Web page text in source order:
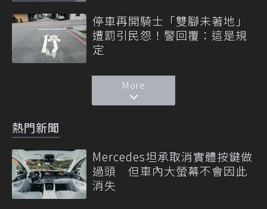
停車再開騎士「雙腳未著地」
遭罰引民怨！警回覆：這是規
定
More
熱門新聞
Mercedes坦承取消實體按鍵做
過頭 但車內大螢幕不會因此
消失